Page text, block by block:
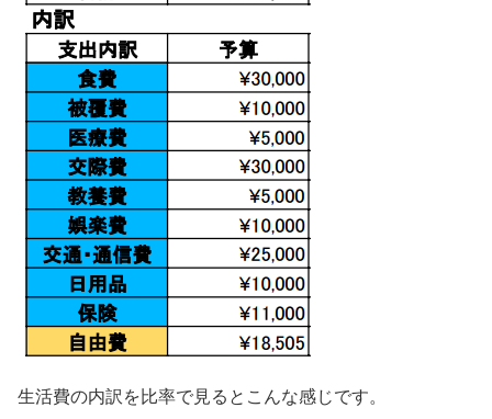
生活費の内訳を比率で見るとこんな感じです。